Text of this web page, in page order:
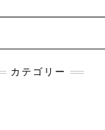
カテゴリー